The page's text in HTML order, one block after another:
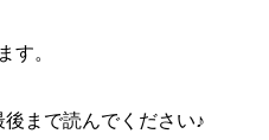
す。
まで読んでください♪